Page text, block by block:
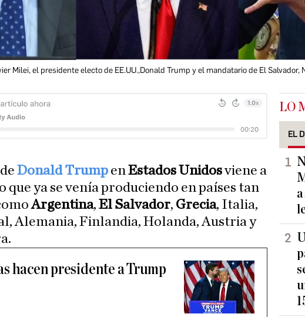
Milei, el presidente electo de EE.UU.,Donald Trump y el mandatario de El Salvador,
Donald Trump enEstados Unidosviene a
ya se venía produciendo en países tan
Argentina,El Salvador, Grecia, Italia,
Alemania, Finlandia, Holanda, Austria y
hacen presidente a Trump
LO
EL